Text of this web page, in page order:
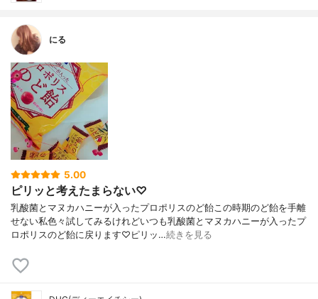
にる
5.00
ピリッと考えたまらない♡
乳酸菌とマヌカハニーが入ったプロポリスのど飴この時期のど飴を手離
せない私色々試してみるけれどいつも乳酸菌とマヌカハニーが入ったプ
ロポリスのど飴に戻ります♡ピリッ…続きを見る